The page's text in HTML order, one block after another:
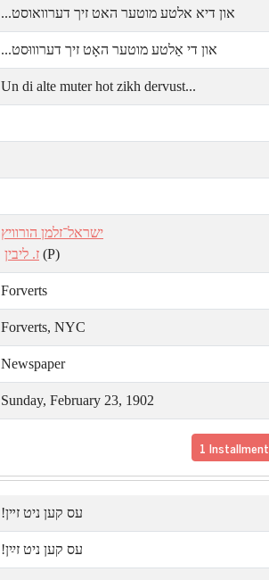
און דיא אלטע מוטער האט זיך דערוואוסט...
און די אַלטע מוטער האָט זיך דערוווּסט...
Un di alte muter hot zikh dervust...
ישראל־זלמן הורוויץ
ז. ליבין (P)
Forverts
Forverts, NYC
Newspaper
Sunday, February 23, 1902
1 Installment
עס קען ניט זײן!
עס קען ניט זײַן!